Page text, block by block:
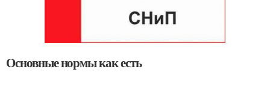
Основные нормы как есть